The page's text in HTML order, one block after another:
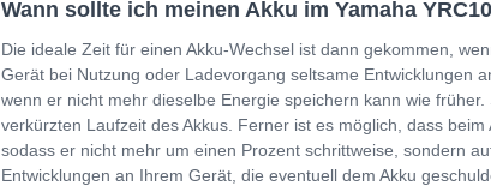
Wann sollte ich meinen Akku im Yamaha
Die ideale Zeit für einen Akku-Wechsel ist dann gekommen,
Gerät bei Nutzung oder Ladevorgang seltsame Entwicklungen
wenn er nicht mehr dieselbe Energie speichern kann wie
verkürzten Laufzeit des Akkus. Ferner ist es möglich, dass
sodass er nicht mehr um einen Prozent schrittweise, sondern
Entwicklungen an Ihrem Gerät, die eventuell dem Akku